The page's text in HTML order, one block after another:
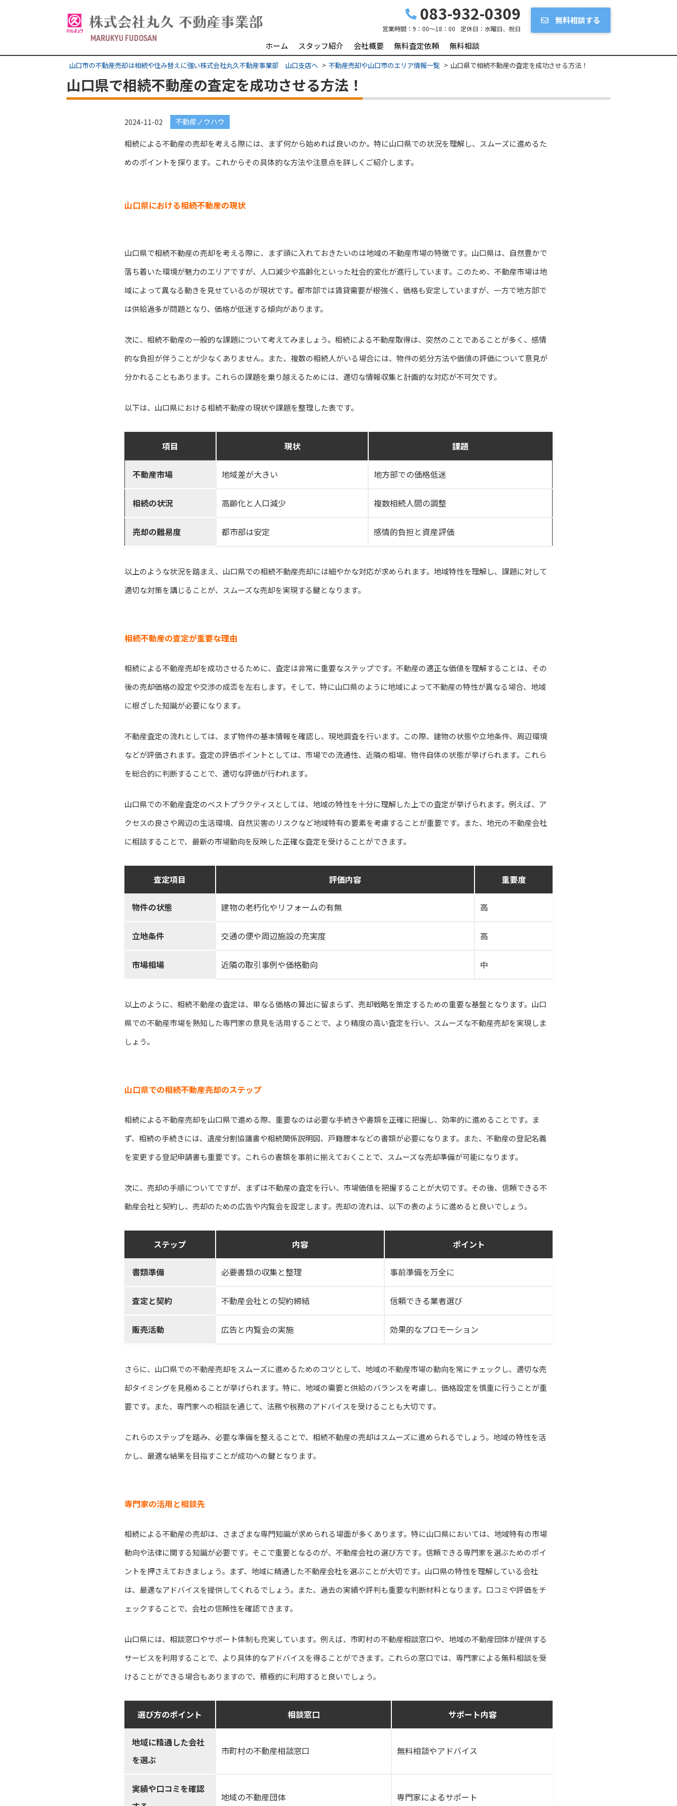
083-932-0309
営業時間： 9：00～18：00 定休日： 水曜日、祝日
無料相談する
ホーム スタッフ紹介 会社概要 無料査定依頼 無料相談
山口市の不動産売却は相続や住み替えに強い株式会社丸久不動産事業部 山口支店へ 不動産売却や山口市のエリア情報一覧 山口県で相続不動産の査定を成功させる方法！
山口県で相続不動産の査定を成功させる方法！
2024-11-02 不動産ノウハウ
相続による不動産の売却を考える際には、まず何から始めれば良いのか。特に山口県での状況を理解し、スムーズに進めるた
めのポイントを探ります。これからその具体的な方法や注意点を詳しくご紹介します。
山口県における相続不動産の現状
山口県で相続不動産の売却を考える際に、まず頭に入れておきたいのは地域の不動産市場の特徴です。山口県は、自然豊かで
落ち着いた環境が魅力のエリアですが、人口減少や高齢化といった社会的変化が進行しています。このため、不動産市場は地
域によって異なる動きを見せているのが現状です。都市部では賃貸需要が根強く、価格も安定していますが、一方で地方部で
は供給過多が問題となり、価格が低迷する傾向があります。
次に、相続不動産の一般的な課題について考えてみましょう。相続による不動産取得は、突然のことであることが多く、感情
的な負担が伴うことが少なくありません。また、複数の相続人がいる場合には、物件の処分方法や価値の評価について意見が
分かれることもあります。これらの課題を乗り越えるためには、適切な情報収集と計画的な対応が不可欠です。
以下は、山口県における相続不動産の現状や課題を整理した表です。
項目 現状 課題
不動産市場 地域差が大きい 地方部での価格低迷
相続の状況 高齢化と人口減少 複数相続人間の調整
売却の難易度 都市部は安定 感情的負担と資産評価
以上のような状況を踏まえ、山口県での相続不動産売却には細やかな対応が求められます。地域特性を理解し、課題に対して
適切な対策を講じることが、スムーズな売却を実現する鍵となります。
相続不動産の査定が重要な理由
相続による不動産売却を成功させるために、査定は非常に重要なステップです。不動産の適正な価値を理解することは、その
後の売却価格の設定や交渉の成否を左右します。そして、特に山口県のように地域によって不動産の特性が異なる場合、地域
に根ざした知識が必要になります。
不動産査定の流れとしては、まず物件の基本情報を確認し、現地調査を行います。この際、建物の状態や立地条件、周辺環境
などが評価されます。査定の評価ポイントとしては、市場での流通性、近隣の相場、物件自体の状態が挙げられます。これら
を総合的に判断することで、適切な評価が行われます。
山口県での不動産査定のベストプラクティスとしては、地域の特性を十分に理解した上での査定が挙げられます。例えば、ア
クセスの良さや周辺の生活環境、自然災害のリスクなど地域特有の要素を考慮することが重要です。また、地元の不動産会社
に相談することで、最新の市場動向を反映した正確な査定を受けることができます。
査定項目 評価内容 重要度
物件の状態 建物の老朽化やリフォームの有無 高
立地条件 交通の便や周辺施設の充実度 高
市場相場 近隣の取引事例や価格動向 中
以上のように、相続不動産の査定は、単なる価格の算出に留まらず、売却戦略を策定するための重要な基盤となります。山口
県での不動産市場を熟知した専門家の意見を活用することで、より精度の高い査定を行い、スムーズな不動産売却を実現しま
しょう。
山口県での相続不動産売却のステップ
相続による不動産売却を山口県で進める際、重要なのは必要な手続きや書類を正確に把握し、効率的に進めることです。ま
ず、相続の手続きには、遺産分割協議書や相続関係説明図、戸籍謄本などの書類が必要になります。また、不動産の登記名義
を変更する登記申請書も重要です。これらの書類を事前に揃えておくことで、スムーズな売却準備が可能になります。
次に、売却の手順についてですが、まずは不動産の査定を行い、市場価値を把握することが大切です。その後、信頼できる不
動産会社と契約し、売却のための広告や内覧会を設定します。売却の流れは、以下の表のように進めると良いでしょう。
ステップ 内容 ポイント
書類準備 必要書類の収集と整理 事前準備を万全に
査定と契約 不動産会社との契約締結 信頼できる業者選び
販売活動 広告と内覧会の実施 効果的なプロモーション
さらに、山口県での不動産売却をスムーズに進めるためのコツとして、地域の不動産市場の動向を常にチェックし、適切な売
却タイミングを見極めることが挙げられます。特に、地域の需要と供給のバランスを考慮し、価格設定を慎重に行うことが重
要です。また、専門家への相談を通じて、法務や税務のアドバイスを受けることも大切です。
これらのステップを踏み、必要な準備を整えることで、相続不動産の売却はスムーズに進められるでしょう。地域の特性を活
かし、最適な結果を目指すことが成功への鍵となります。
専門家の活用と相談先
相続による不動産の売却は、さまざまな専門知識が求められる場面が多くあります。特に山口県においては、地域特有の市場
動向や法律に関する知識が必要です。そこで重要となるのが、不動産会社の選び方です。信頼できる専門家を選ぶためのポイ
ントを押さえておきましょう。まず、地域に精通した不動産会社を選ぶことが大切です。山口県の特性を理解している会社
は、最適なアドバイスを提供してくれるでしょう。また、過去の実績や評判も重要な判断材料となります。口コミや評価をチ
ェックすることで、会社の信頼性を確認できます。
山口県には、相談窓口やサポート体制も充実しています。例えば、市町村の不動産相談窓口や、地域の不動産団体が提供する
サービスを利用することで、より具体的なアドバイスを得ることができます。これらの窓口では、専門家による無料相談を受
けることができる場合もありますので、積極的に利用すると良いでしょう。
選び方のポイント 相談窓口 サポート内容
地域に精通した会社
を選ぶ
市町村の不動産相談窓口 無料相談やアドバイス
実績や口コミを確認
地域の不動産団体 専門家によるサポート